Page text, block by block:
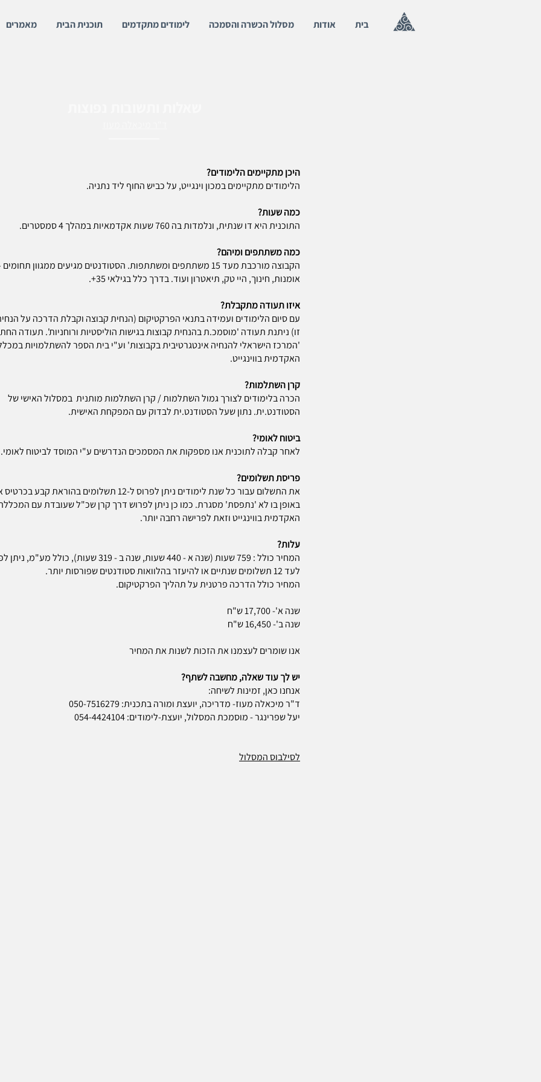
בית אודות מסלול הכשרה והסמכה לימודים מתקדמים תוכנית הבית מאמרים
היכן מתקיימים הלימודים?
הלימודים מתקיימים במכון וינגייט, על כביש החוף ליד נתניה.
כמה שעות?
התוכנית היא דו שנתית, ונלמדות בה 760 שעות אקדמאיות במהלך 4 סמסטרים.
כמה משתתפים ומיהם?
הקבוצה מורכבת מעד 15 משתתפים ומשתתפות. הסטודנטים מגיעים ממגוון
אומנות, חינוך, היי טק, תיאטרון ועוד. בדרך כלל בגילאי 35+.
איזו תעודה מתקבלת?
עם סיום הלימודים ועמידה בתנאי הפרקטיקום (הנחית קבוצה וקבלת הדרכה על
זו) ניתנת תעודה 'מוסמכ.ת בהנחית קבוצות בגישות הוליסטיות ורוחניות'. תעודה
'המרכז הישראלי להנחיה אינטגרטיבית בקבוצות' וע"י בית הספר להשתלמויות
האקדמית בווינגייט.
קרן השתלמות?
הכרה בלימודים לצורך גמול השתלמות / קרן השתלמות מותנית במסלול האישי של
הסטודנט.ית. נתון שעל הסטודנט.ית לבדוק עם המפקחת האישית.
ביטוח לאומי?
לאחר קבלה לתוכנית אנו מספקות את המסמכים הנדרשים ע"י המוסד לביטוח לאומי.
פריסת תשלומים?
את התשלום עבור כל שנת לימודים ניתן לפרוס ל-12 תשלומים בהוראת
באופן בו לא 'נתפסת' מסגרת. כמו כן ניתן לפרוש דרך קרן שכ"ל שעובדת עם
האקדמית בווינגייט וזאת לפרישה רחבה יותר.
עלות?
המחיר כולל : 759 שעות (שנה א - 440 שעות, שנה ב - 319 שעות), כולל
לעד 12 תשלומים שנתיים או להיעזר בהלוואות סטודנטים שפורסות יותר.
המחיר כולל הדרכה פרטנית על תהליך הפרקטיקום.
שנה א'- 17,700 ש"ח
שנה ב'- 16,450 ש"ח
אנו שומרים לעצמנו את הזכות לשנות את המחיר
יש לך עוד שאלה, מחשבה לשתף?
אנחנו כאן, זמינות לשיחה:
ד"ר מיכאלה מעוז- מדריכה, יועצת ומורה בתכנית: 050-7516279
יעל שפרינגר - מוסמכת המסלול, יועצת-לימודים: 054-4424104
לסילבוס המסלול